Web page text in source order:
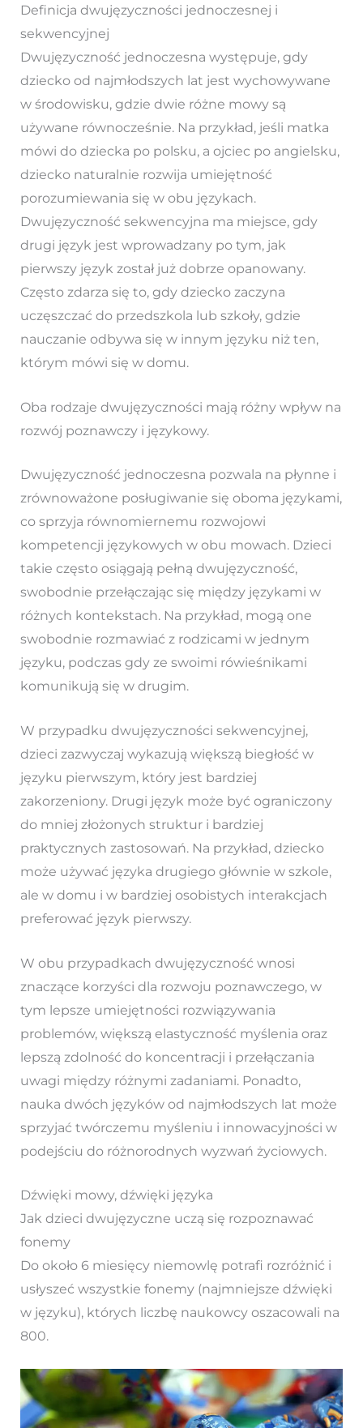
Definicja dwujęzyczności jednoczesnej i
sekwencyjnej
Dwujęzyczność jednoczesna występuje, gdy
dziecko od najmłodszych lat jest wychowywane
w środowisku, gdzie dwie różne mowy są
używane równocześnie. Na przykład, jeśli matka
mówi do dziecka po polsku, a ojciec po angielsku,
dziecko naturalnie rozwija umiejętność
porozumiewania się w obu językach.
Dwujęzyczność sekwencyjna ma miejsce, gdy
drugi język jest wprowadzany po tym, jak
pierwszy język został już dobrze opanowany.
Często zdarza się to, gdy dziecko zaczyna
uczęszczać do przedszkola lub szkoły, gdzie
nauczanie odbywa się w innym języku niż ten,
którym mówi się w domu.
Oba rodzaje dwujęzyczności mają różny wpływ na
rozwój poznawczy i językowy.
Dwujęzyczność jednoczesna pozwala na płynne i
zrównoważone posługiwanie się oboma językami,
co sprzyja równomiernemu rozwojowi
kompetencji językowych w obu mowach. Dzieci
takie często osiągają pełną dwujęzyczność,
swobodnie przełączając się między językami w
różnych kontekstach. Na przykład, mogą one
swobodnie rozmawiać z rodzicami w jednym
języku, podczas gdy ze swoimi rówieśnikami
komunikują się w drugim.
W przypadku dwujęzyczności sekwencyjnej,
dzieci zazwyczaj wykazują większą biegłość w
języku pierwszym, który jest bardziej
zakorzeniony. Drugi język może być ograniczony
do mniej złożonych struktur i bardziej
praktycznych zastosowań. Na przykład, dziecko
może używać języka drugiego głównie w szkole,
ale w domu i w bardziej osobistych interakcjach
preferować język pierwszy.
W obu przypadkach dwujęzyczność wnosi
znaczące korzyści dla rozwoju poznawczego, w
tym lepsze umiejętności rozwiązywania
problemów, większą elastyczność myślenia oraz
lepszą zdolność do koncentracji i przełączania
uwagi między różnymi zadaniami. Ponadto,
nauka dwóch języków od najmłodszych lat może
sprzyjać twórczemu myśleniu i innowacyjności w
podejściu do różnorodnych wyzwań życiowych.
Dźwięki mowy, dźwięki języka
Jak dzieci dwujęzyczne uczą się rozpoznawać
fonemy
Do około 6 miesięcy niemowlę potrafi rozróżnić i
usłyszeć wszystkie fonemy (najmniejsze dźwięki
w języku), których liczbę naukowcy oszacowali na
800.